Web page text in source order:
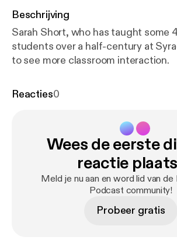
Beschrijving
Sarah Short, who has taught some
students over a half-century at
to see more classroom interaction.
Reacties0
Wees de eerste
reactie
Meld je nu aan en word lid van de
Podcast community!
Probeer gratis